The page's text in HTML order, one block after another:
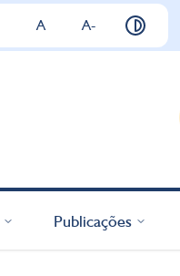
A A-
Publicações